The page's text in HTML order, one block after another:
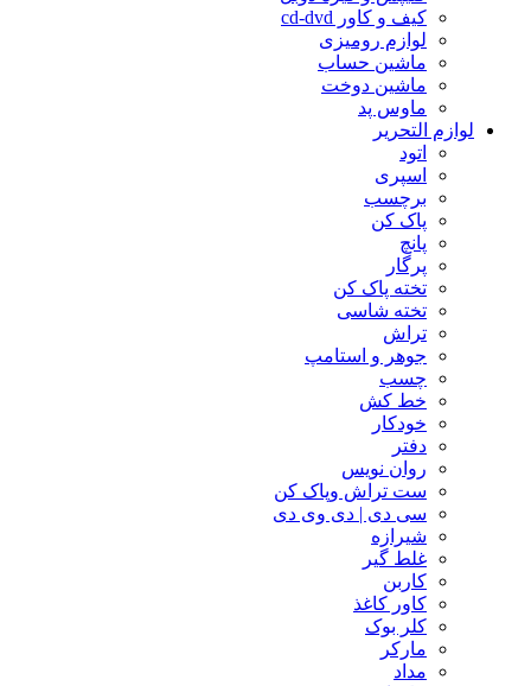
کیف و کاور cd-dvd
لوازم رومیزی
ماشین حساب
ماشین دوخت
ماوس پد
لوازم التحریر
اتود
اسپری
برچسب
پاک کن
پانچ
پرگار
تخته پاک کن
تخته شاسی
تراش
جوهر و استامپ
چسب
خط کش
خودکار
دفتر
روان نویس
ست تراش وپاک کن
سی دی | دی وی دی
شیرازه
غلط گیر
کاربن
کاور کاغذ
کلر بوک
مارکر
مداد